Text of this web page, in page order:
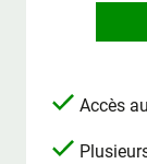
Accès